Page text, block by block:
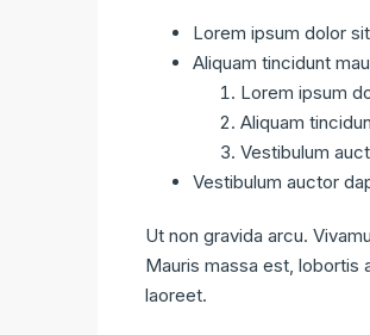
Lorem ipsum dolor
Aliquam tincidunt
Lorem ipsum
Aliquam
Vestibulum
Vestibulum auctor
Ut non gravida arcu.
Mauris massa est, lobortis
laoreet.